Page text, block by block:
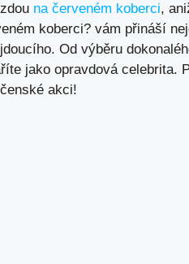
na červeném koberci,
koberci? vám přináší
Od výběru
jako opravdová celebrita.
akci!